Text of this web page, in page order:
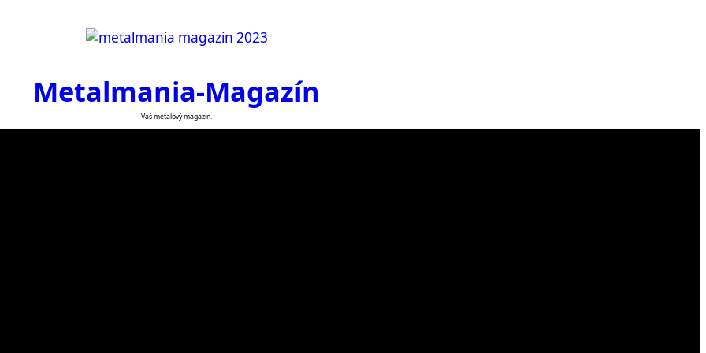
Metalmania-Magazín
Váš metalový magazín.